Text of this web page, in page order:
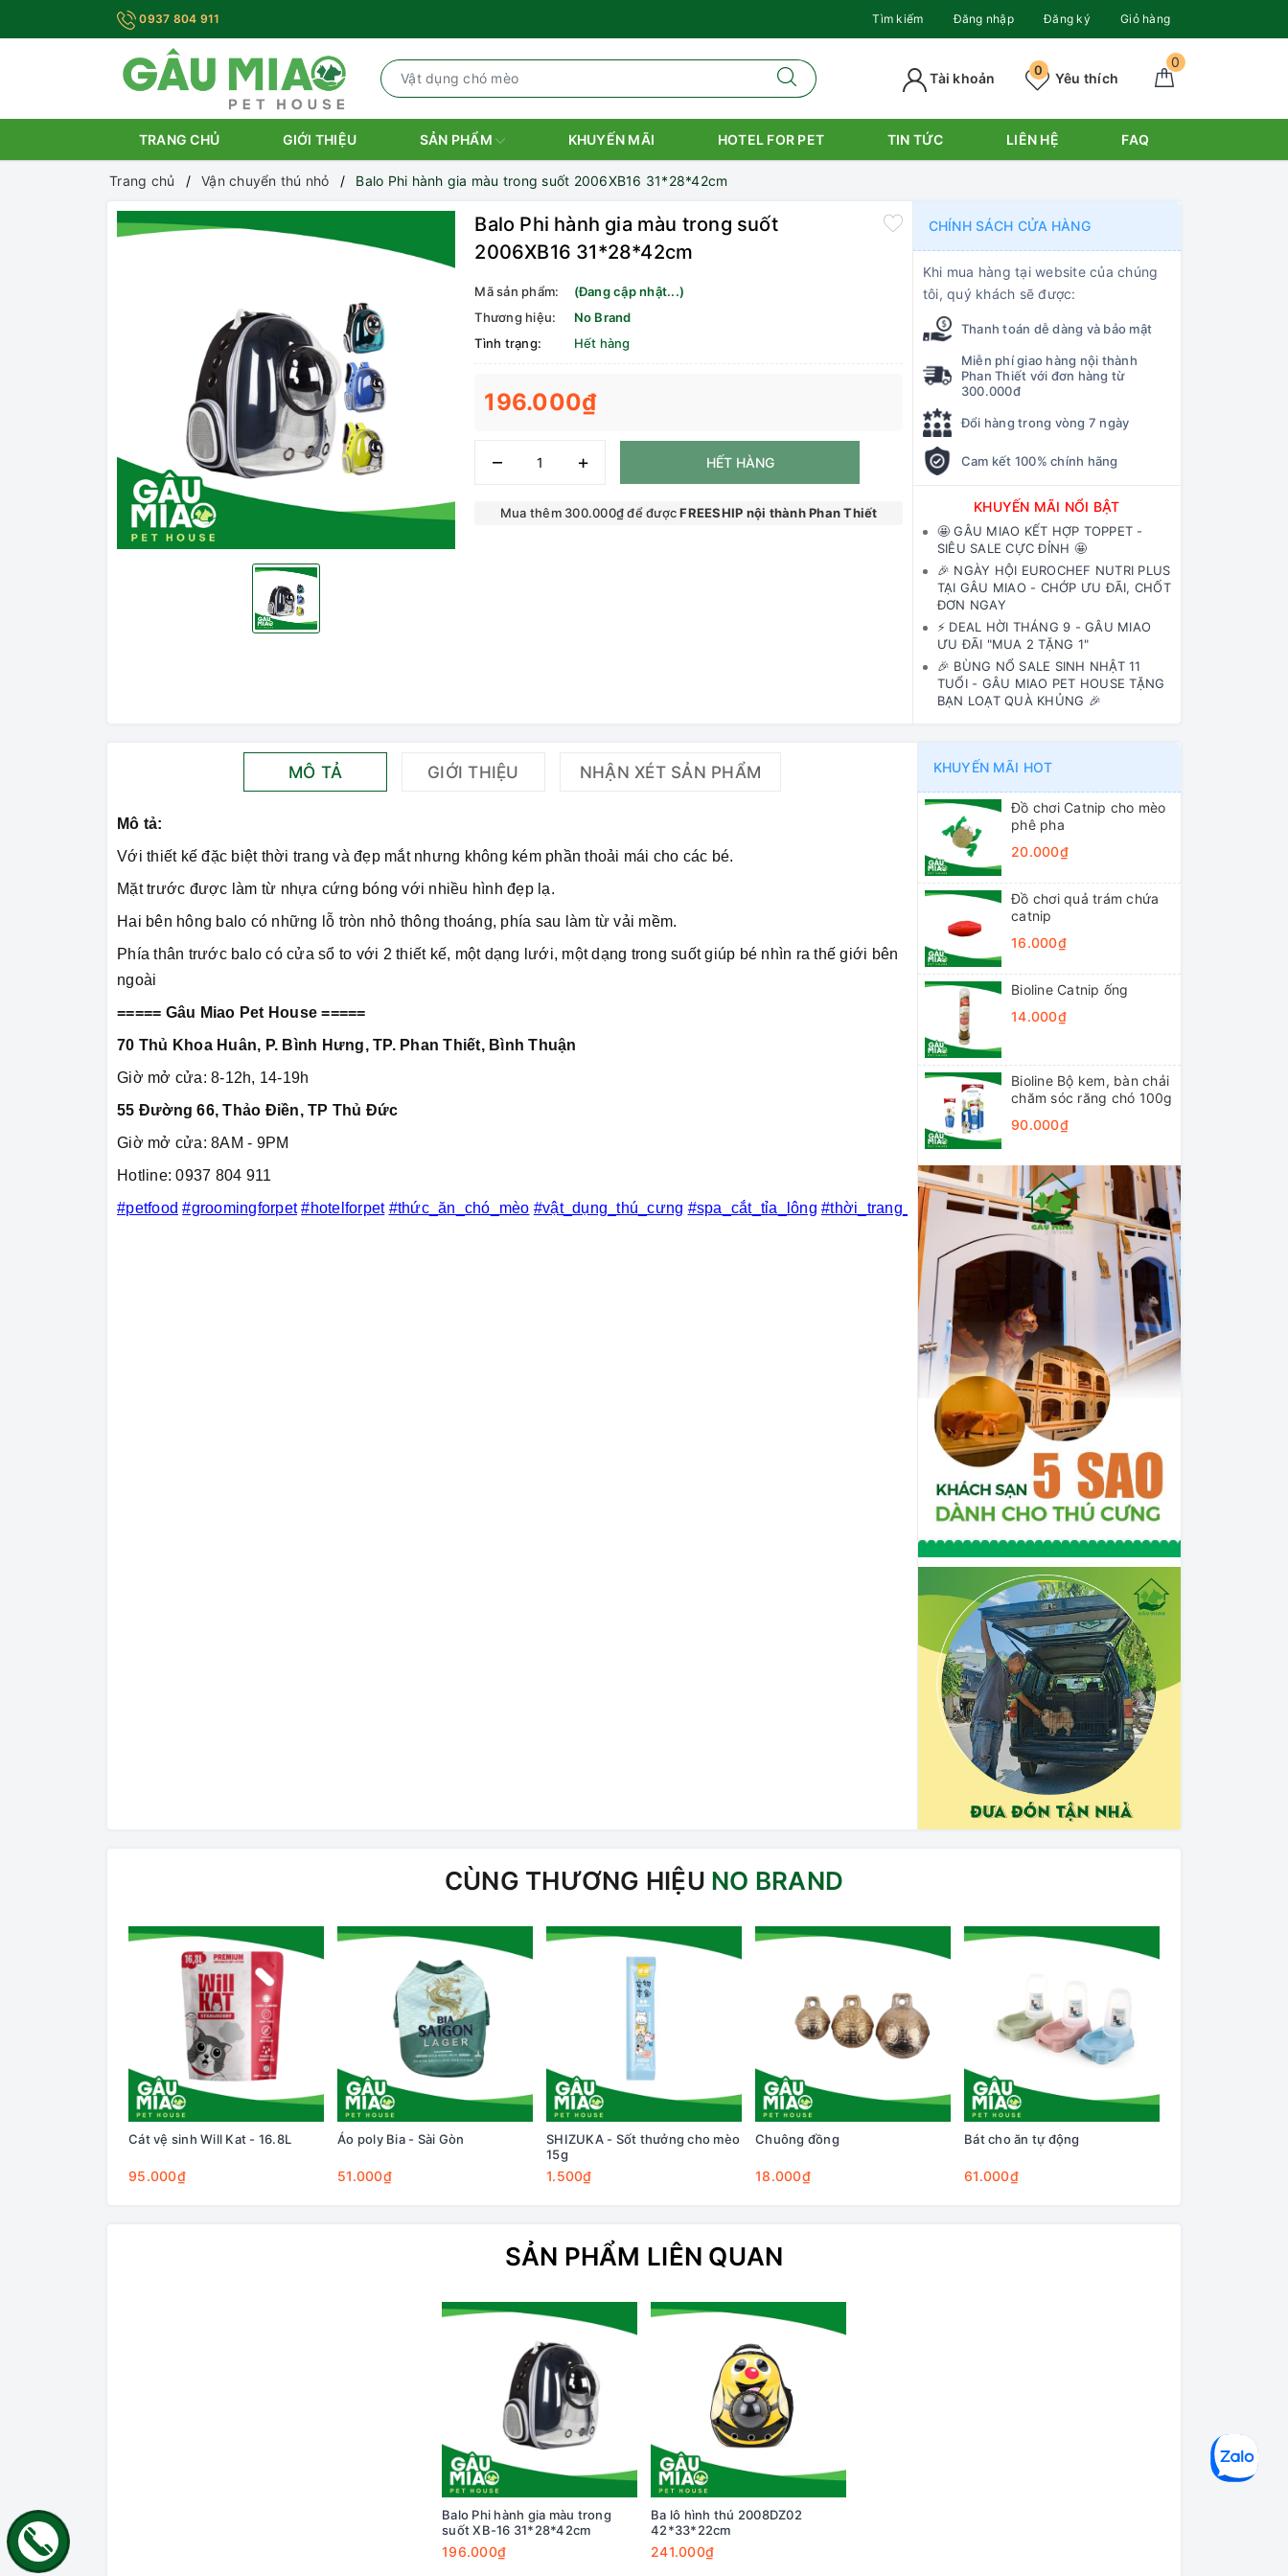
0937 804 911 Tìm kiếm Đăng nhập Đăng ký Giỏ hàng
0
Yêu thích
0
Tài khoản
TRANG CHỦ GIỚI THIỆU SẢN PHẨM KHUYẾN MÃI HOTEL FOR PET TIN TỨC LIÊN HỆ FAQ
Trang chủ Vận chuyển thú nhỏ Balo Phi hành gia màu trong suốt 2006XB16 31*28*42cm
Balo Phi hành gia màu trong suốt
2006XB16 31*28*42cm
Mã sản phẩm:
(Đang cập nhật...)
Thương hiệu:
No Brand
Tình trạng:
Hết hàng
196.000₫
– + HẾT HÀNG
Mua thêm 300.000₫ để đượcFREESHIP nội thành Phan Thiết
CHÍNH SÁCH CỬA HÀNG
Khi mua hàng tại website của chúng
tôi, quý khách sẽ được:
Thanh toán dễ dàng và bảo mật
Miễn phí giao hàng nội thành
Phan Thiết với đơn hàng từ
300.000đ
Đổi hàng trong vòng 7 ngày
Cam kết 100% chính hãng
KHUYẾN MÃI NỔI BẬT
🤩 GÂU MIAO KẾT HỢP TOPPET -
SIÊU SALE CỰC ĐỈNH 🤩
🎉 NGÀY HỘI EUROCHEF NUTRI PLUS
TẠI GÂU MIAO - CHỚP ƯU ĐÃI, CHỐT
ĐƠN NGAY
⚡️ DEAL HỜI THÁNG 9 - GÂU MIAO
ƯU ĐÃI "MUA 2 TẶNG 1"
🎉 BÙNG NỔ SALE SINH NHẬT 11
TUỔI - GÂU MIAO PET HOUSE TẶNG
BẠN LOẠT QUÀ KHỦNG 🎉
MÔ TẢ GIỚI THIỆU NHẬN XÉT SẢN PHẨM
Mô tả:
Với thiết kế đặc biệt thời trang và đẹp mắt nhưng không kém phần thoải mái cho các bé.
Mặt trước được làm từ nhựa cứng bóng với nhiều hình đẹp lạ.
Hai bên hông balo có những lỗ tròn nhỏ thông thoáng, phía sau làm từ vải mềm.
Phía thân trước balo có cửa sổ to với 2 thiết kế, một dạng lưới, một dạng trong suốt giúp bé nhìn ra thế giới bên
ngoài
===== Gâu Miao Pet House =====
70 Thủ Khoa Huân, P. Bình Hưng, TP. Phan Thiết, Bình Thuận
Giờ mở cửa: 8-12h, 14-19h
55 Đường 66, Thảo Điền, TP Thủ Đức
Giờ mở cửa: 8AM - 9PM
Hotline: 0937 804 911
#petfood #groomingforpet #hotelforpet #thức_ăn_chó_mèo #vật_dụng_thú_cưng #spa_cắt_tỉa_lông #thời_trang_thú_cưng #khách_sạn_thú_cưng
KHUYẾN MÃI HOT
Đồ chơi Catnip cho mèo
phê pha
20.000₫
Đồ chơi quả trám chứa
catnip
16.000₫
Bioline Catnip ống
14.000₫
Bioline Bộ kem, bàn chải
chăm sóc răng chó 100g
90.000₫
CÙNG THƯƠNG HIỆU NO BRAND
Cát vệ sinh Will Kat - 16.8L
95.000₫
Áo poly Bia - Sài Gòn
51.000₫
SHIZUKA - Sốt thưởng cho mèo
15g
1.500₫
Chuông đồng
18.000₫
Bát cho ăn tự động
61.000₫
SẢN PHẨM LIÊN QUAN
Balo Phi hành gia màu trong
suốt XB-16 31*28*42cm
196.000₫
Ba lô hình thú 2008DZ02
42*33*22cm
241.000₫